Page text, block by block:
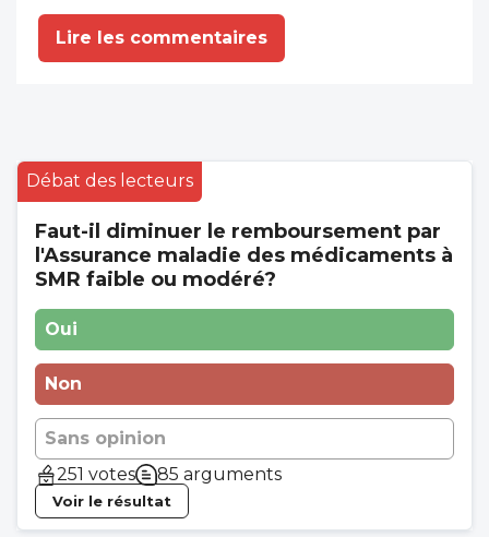
Lire les commentaires
Débat des lecteurs
Faut-il diminuer le remboursement par
l'Assurance maladie des médicaments à
SMR faible ou modéré?
Oui
Non
Sans opinion
251 votes
85 arguments
Voir le résultat